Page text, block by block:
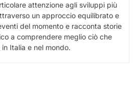
attenzione agli sviluppi più
un approccio equilibrato e
del momento e racconta storie
a comprendere meglio ciò che
Italia e nel mondo.